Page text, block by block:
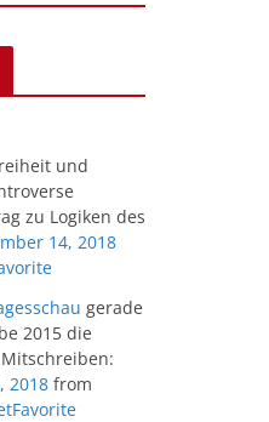
und
zu Logiken des
14, 2018
gerade
2015 die
2018 from
Favorite